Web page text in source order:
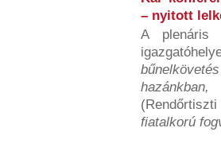
– nyitott
A plenáris
fiatalkorú